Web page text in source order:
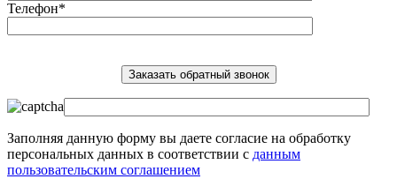
Телефон*
Заполняя данную форму вы даете согласие на обработку
персональных данных в соответствии с данным
пользовательским соглашением